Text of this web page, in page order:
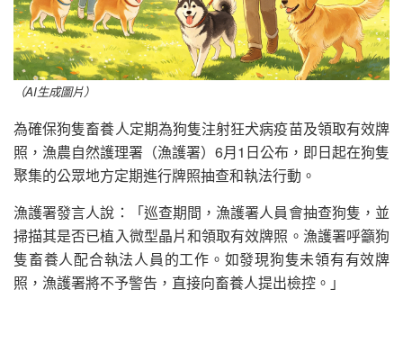
（AI生成圖片）
為確保狗隻畜養人定期為狗隻注射狂犬病疫苗及領取有效牌
照，漁農自然護理署（漁護署）6月1日公布，即日起在狗隻
聚集的公眾地方定期進行牌照抽查和執法行動。
漁護署發言人說：「巡查期間，漁護署人員會抽查狗隻，並
掃描其是否已植入微型晶片和領取有效牌照。漁護署呼籲狗
隻畜養人配合執法人員的工作。如發現狗隻未領有有效牌
照，漁護署將不予警告，直接向畜養人提出檢控。」